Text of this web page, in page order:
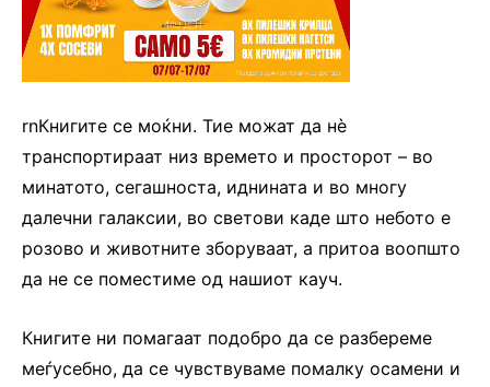
rnКнигите се моќни. Тие можат да нè
транспортираат низ времето и просторот – во
минатото, сегашноста, иднината и во многу
далечни галаксии, во светови каде што небото е
розово и животните зборуваат, а притоа воопшто
да не се поместиме од нашиот кауч.
Книгите ни помагаат подобро да се разбереме
меѓусебно, да се чувствуваме помалку осамени и